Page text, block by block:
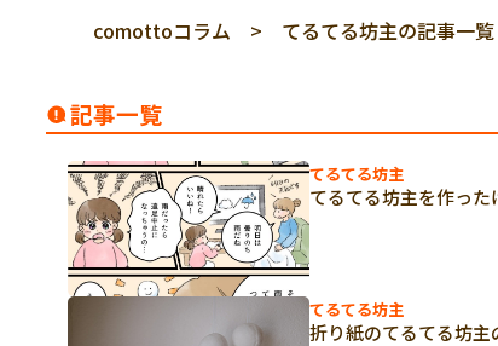
comottoコラム > てるてる坊主の記事一覧
記事一覧
てるてる坊主
てるてる坊主を作っ
てるてる坊主
折り紙のてるてる坊